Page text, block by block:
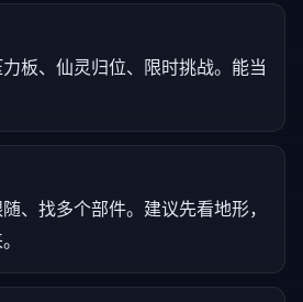
板、仙灵归位、限时挑战。能当
、找多个部件。建议先看地形，